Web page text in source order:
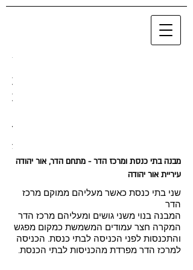
בית
כנסת
הדר
חזית
קדמית
לרחוב
בית
כנסת
הדר
חזית
אחורית
מבנה בתי כנסת ומרכז הדר - מתחם הדר, אור יהודה
עיריית אור יהודה
שני בתי כנסת כאשר מעליהם ממוקם מרכז
הדר
המבנה בנוי משני גושים ומעליהם מרכז הדר
המקרה חצר עמודים המשמשת כמקום מפגש
והתכנסות לפני הכניסה לבתי כנסת. הכניסה
למרכז הדר מפרדת מהכניסות לבתי הכנסת.